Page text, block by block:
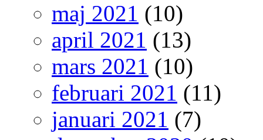
maj 2021 (10)
april 2021 (13)
mars 2021 (10)
februari 2021 (11)
januari 2021 (7)